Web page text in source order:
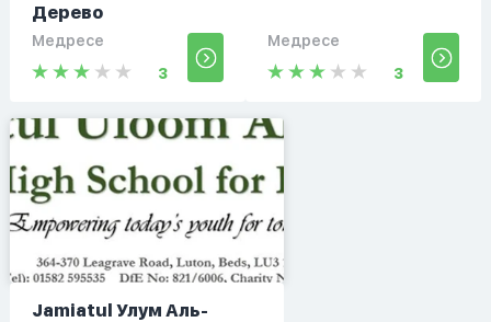
Дерево
Медресе
3
Медресе
3
Jamiatul Улум Аль-